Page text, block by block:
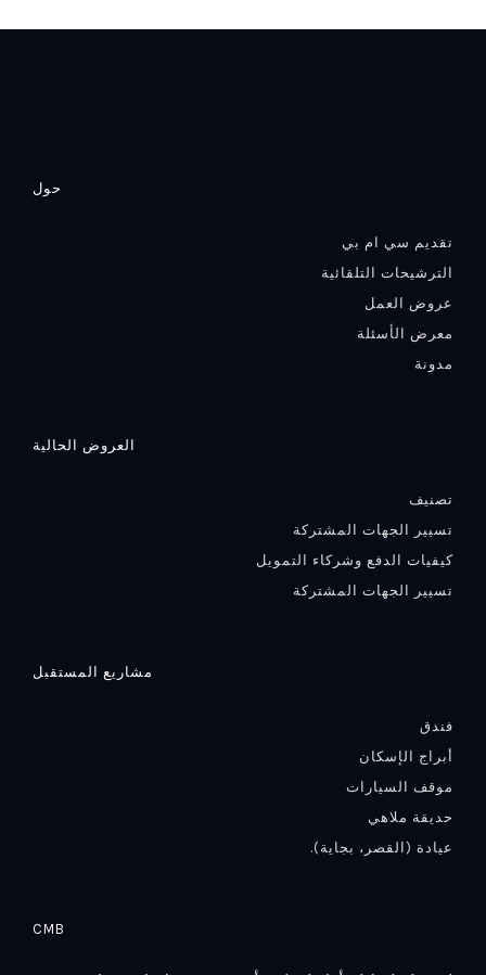
حول
تقديم سي ام بي
الترشيحات التلقائية
عروض العمل
معرض الأسئلة
مدونة
العروض الحالية
تصنيف
تسيير الجهات المشتركة
كيفيات الدفع وشركاء التمويل
تسيير الجهات المشتركة
مشاريع المستقبل
فندق
أبراج الإسكان
موقف السيارات
حديقة ملاهي
عيادة (القصر، بجاية).
CMB